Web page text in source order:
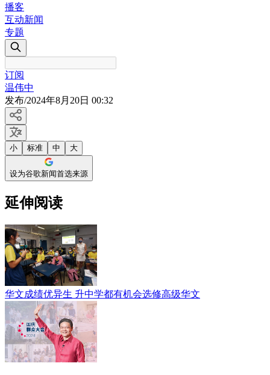
播客
互动新闻
专题
订阅
温伟中
发布/2024年8月20日 00:32
小 标准 中 大
设为谷歌新闻首选来源
延伸阅读
华文成绩优异生 升中学都有机会选修高级华文